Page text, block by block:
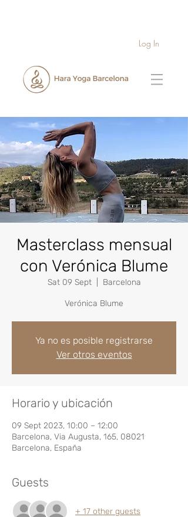
Log In
Masterclass mensual
con Verónica Blume
Sat 09 Sept
  |
Barcelona
Verónica Blume
Ya no es posible registrarse
Ver otros eventos
Horario y ubicación
09 Sept 2023, 10:00 – 12:00
Barcelona, Via Augusta, 165, 08021
Barcelona, España
Guests
+ 17 other guests